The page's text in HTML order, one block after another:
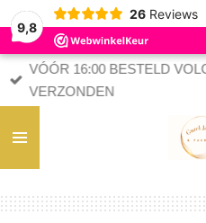
9,8
26 Reviews
VÓÓR 16:00 BESTELD
VERZONDEN